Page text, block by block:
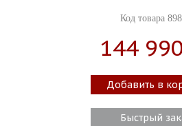
Код товара
144
Добавить в
Быстрый